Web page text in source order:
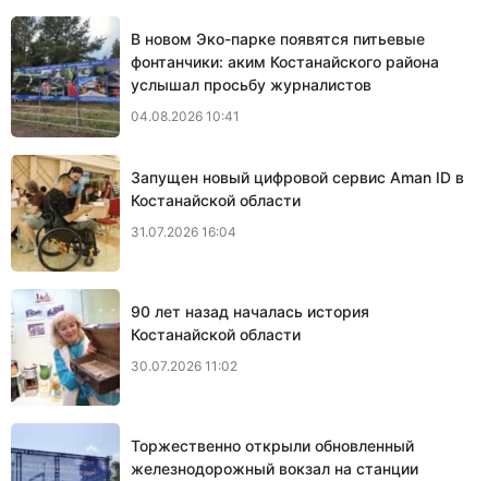
В новом Эко-парке появятся питьевые
фонтанчики: аким Костанайского района
услышал просьбу журналистов
04.08.2026 10:41
Запущен новый цифровой сервис Aman ID в
Костанайской области
31.07.2026 16:04
90 лет назад началась история
Костанайской области
30.07.2026 11:02
Торжественно открыли обновленный
железнодорожный вокзал на станции